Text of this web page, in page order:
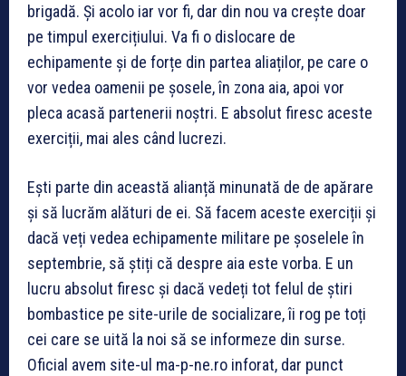
brigadă. Și acolo iar vor fi, dar din nou va crește doar
pe timpul exercițiului. Va fi o dislocare de
echipamente și de forțe din partea aliaților, pe care o
vor vedea oamenii pe șosele, în zona aia, apoi vor
pleca acasă partenerii noștri. E absolut firesc aceste
exerciții, mai ales când lucrezi.
Ești parte din această alianță minunată de de apărare
și să lucrăm alături de ei. Să facem aceste exerciții și
dacă veți vedea echipamente militare pe șoselele în
septembrie, să știți că despre aia este vorba. E un
lucru absolut firesc și dacă vedeți tot felul de știri
bombastice pe site-urile de socializare, îi rog pe toți
cei care se uită la noi să se informeze din surse.
Oficial avem site-ul ma-p-ne.ro inforat, dar punct